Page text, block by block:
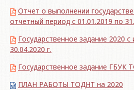
Отчет о выполнении
отчетный период с 01.01.2019 по
Государственное задание 2020
30.04.2020 г.
Государственное задание ГБУК
ПЛАН РАБОТЫ ТОДНТ на 2020